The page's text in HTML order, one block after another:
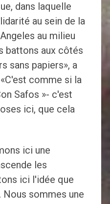
dans laquelle
au sein de la
au milieu
battons aux côtés
sans papiers», a
comme si la
Safos »- c'est
ici, que cela
ici une
les
ici l'idée que
sommes une